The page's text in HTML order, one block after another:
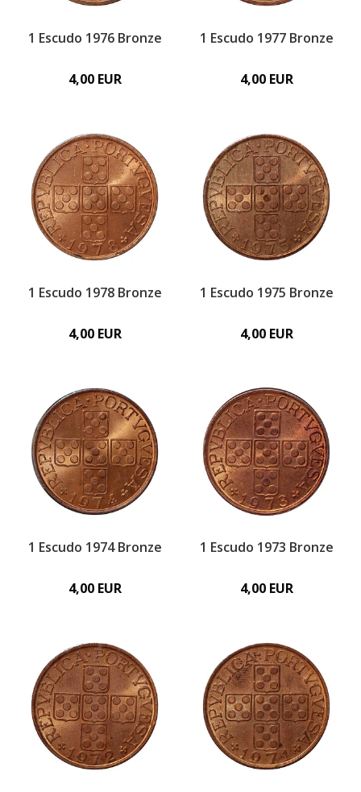
1 Escudo 1976 Bronze
4,00 EUR
1 Escudo 1977 Bronze
4,00 EUR
1 Escudo 1978 Bronze
4,00 EUR
1 Escudo 1975 Bronze
4,00 EUR
1 Escudo 1974 Bronze
4,00 EUR
1 Escudo 1973 Bronze
4,00 EUR